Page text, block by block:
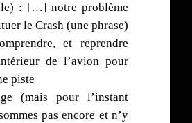
: […] notre problème
le Crash (une phrase)
et reprendre
de l’avion pour
piste
(mais pour l’instant
pas encore et n’y